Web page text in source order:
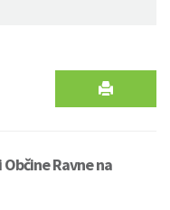
Ravne na